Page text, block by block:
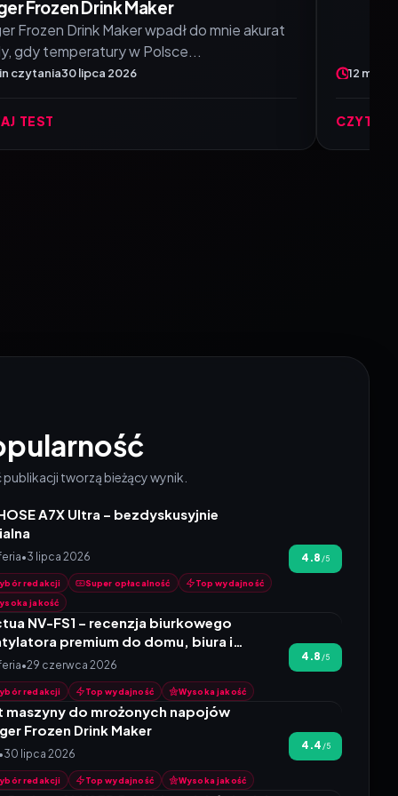
Frozen Drink Maker
Frozen Drink Maker wpadł do mnie akurat
gdy temperatury w Polsce...
czytania30 lipca 2026
TEST
12 min
CZYTAJ
tworzą bieżący wynik.
A7X Ultra – bezdyskusyjnie
•3 lipca 2026
redakcji Super opłacalność
Top wydajność
jakość
4.8 /5
4.8 na 5
NV-FS1 – recenzja biurkowego
premium do domu, biura i
kempingowej
•29 czerwca 2026
redakcji Top wydajność Wysoka jakość
4.8 /5
4.8 na 5
maszyny do mrożonych napojów
Frozen Drink Maker
•30 lipca 2026
redakcji Top wydajność Wysoka jakość
4.4 /5
4.4 na 5